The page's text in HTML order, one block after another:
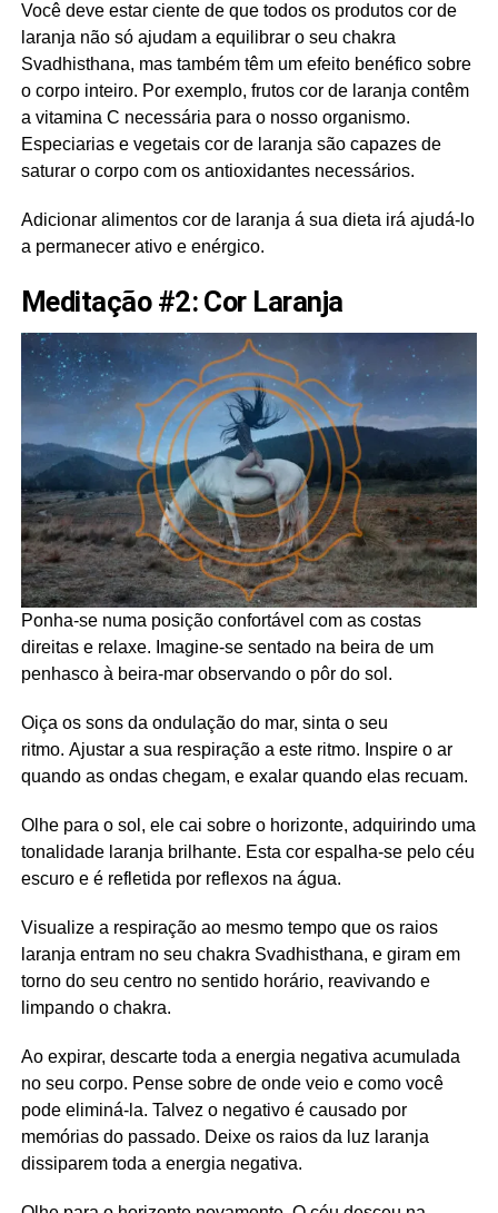
Você deve estar ciente de que todos os produtos cor de
laranja não só ajudam a equilibrar o seu chakra
Svadhisthana, mas também têm um efeito benéfico sobre
o corpo inteiro. Por exemplo, frutos cor de laranja contêm
a vitamina C necessária para o nosso organismo.
Especiarias e vegetais cor de laranja são capazes de
saturar o corpo com os antioxidantes necessários.
Adicionar alimentos cor de laranja á sua dieta irá ajudá-lo
a permanecer ativo e enérgico.
Meditação #2: Cor Laranja
Ponha-se numa posição confortável com as costas
direitas e relaxe. Imagine-se sentado na beira de um
penhasco à beira-mar observando o pôr do sol.
Oiça os sons da ondulação do mar, sinta o seu
ritmo. Ajustar a sua respiração a este ritmo. Inspire o ar
quando as ondas chegam, e exalar quando elas recuam.
Olhe para o sol, ele cai sobre o horizonte, adquirindo uma
tonalidade laranja brilhante. Esta cor espalha-se pelo céu
escuro e é refletida por reflexos na água.
Visualize a respiração ao mesmo tempo que os raios
laranja entram no seu chakra Svadhisthana, e giram em
torno do seu centro no sentido horário, reavivando e
limpando o chakra.
Ao expirar, descarte toda a energia negativa acumulada
no seu corpo. Pense sobre de onde veio e como você
pode eliminá-la. Talvez o negativo é causado por
memórias do passado. Deixe os raios da luz laranja
dissiparem toda a energia negativa.